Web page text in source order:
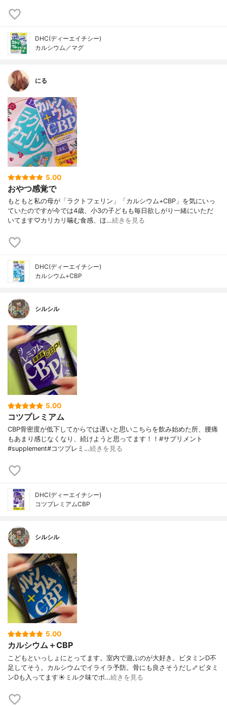
DHC(ディーエイチシー)
カルシウム／マグ
にる
5.00
おやつ感覚で
もともと私の母が「ラクトフェリン」「カルシウム+CBP」を気にいっ
ていたのですが今では4歳、小3の子どもも毎日欲しがり一緒にいただ
いてます♡カリカリ噛む食感、ほ…続きを見る
DHC(ディーエイチシー)
カルシウム+CBP
シルシル
5.00
コツプレミアム
CBP骨密度が低下してからでは遅いと思いこちらを飲み始めた所、腰痛
もあまり感じなくなり、続けようと思ってます！！#サプリメント
#supplement#コツプレミ…続きを見る
DHC(ディーエイチシー)
コツプレミアムCBP
シルシル
5.00
カルシウム＋CBP
こどもといっしょにとってます。室内で遊ぶのが大好き。ビタミンD不
足してそう。カルシウムでイライラ予防。骨にも良さそうだし🦴ビタミ
ンDも入ってます☀️ミルク味でポ…続きを見る